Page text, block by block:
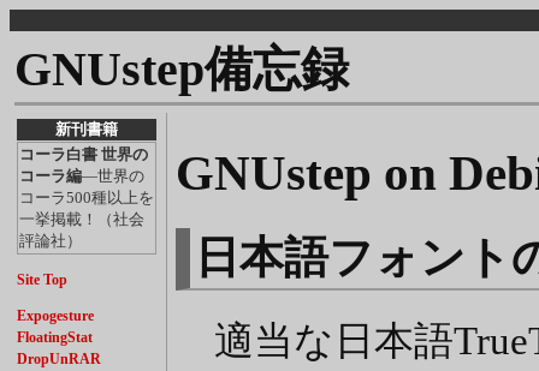
GNUstep備忘録
新刊書籍
コーラ白書 世界の
コーラ編―世界の
コーラ500種以上を
一挙掲載！（社会
評論社）
Site Top
Expogesture
FloatingStat
DropUnRAR
GNUstep on
日本語フォント
適当な日本語